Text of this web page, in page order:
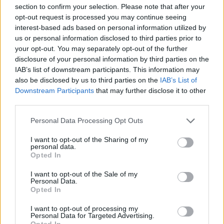
section to confirm your selection. Please note that after your
opt-out request is processed you may continue seeing
interest-based ads based on personal information utilized by
us or personal information disclosed to third parties prior to
your opt-out. You may separately opt-out of the further
disclosure of your personal information by third parties on the
IAB’s list of downstream participants. This information may
also be disclosed by us to third parties on the IAB’s List of
Downstream Participants that may further disclose it to other
Personal Data Processing Opt Outs
I want to opt-out of the Sharing of my
personal data.
Opted In
I want to opt-out of the Sale of my
Personal Data.
Opted In
I want to opt-out of processing my
Personal Data for Targeted Advertising.
szektorra kitérve azt is elmondták, hol, milyen
bevásárlóközpont-felújítások és -átadások várhatók idén.
2024. november 27. 15:19 | Portfolio
Kínai ügyfélreferenssel bővíti csapatát a CBRE
Magyarország
ingatlanvásárlásainak ösztönzése és a partnerek helyi
támogatása áll. A referens nemcsak megoldást kínál a
magyar kereskedelmiingatlan-szektor hiányosságaira,
hanem hatékonyan kezeli a hazánkban befektetni
átláthatóság, vagy éppen a bizalom erősítése.